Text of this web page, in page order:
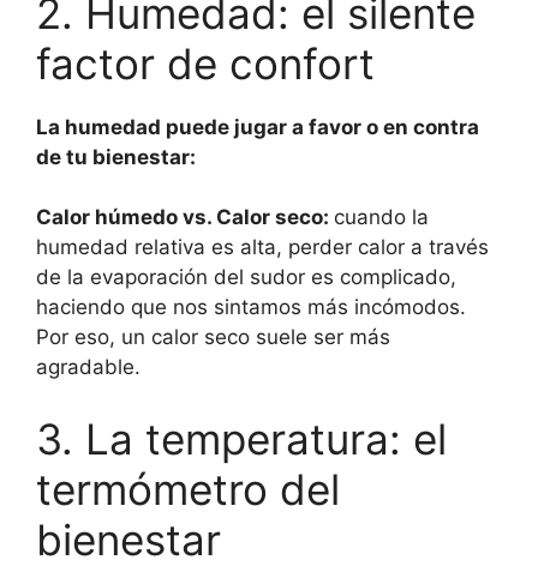
2. Humedad: el silente
factor de confort
La humedad puede jugar a favor o en contra
de tu bienestar:
Calor húmedo vs. Calor seco: cuando la
humedad relativa es alta, perder calor a través
de la evaporación del sudor es complicado,
haciendo que nos sintamos más incómodos.
Por eso, un calor seco suele ser más
agradable.
3. La temperatura: el
termómetro del
bienestar